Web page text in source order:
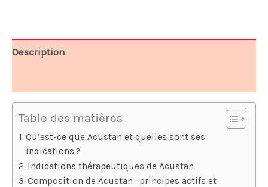
Description
Table des matières
Qu’est-ce que Acustan et quelles sont ses
indications ?
Indications thérapeutiques de Acustan
Composition de Acustan : principes actifs et